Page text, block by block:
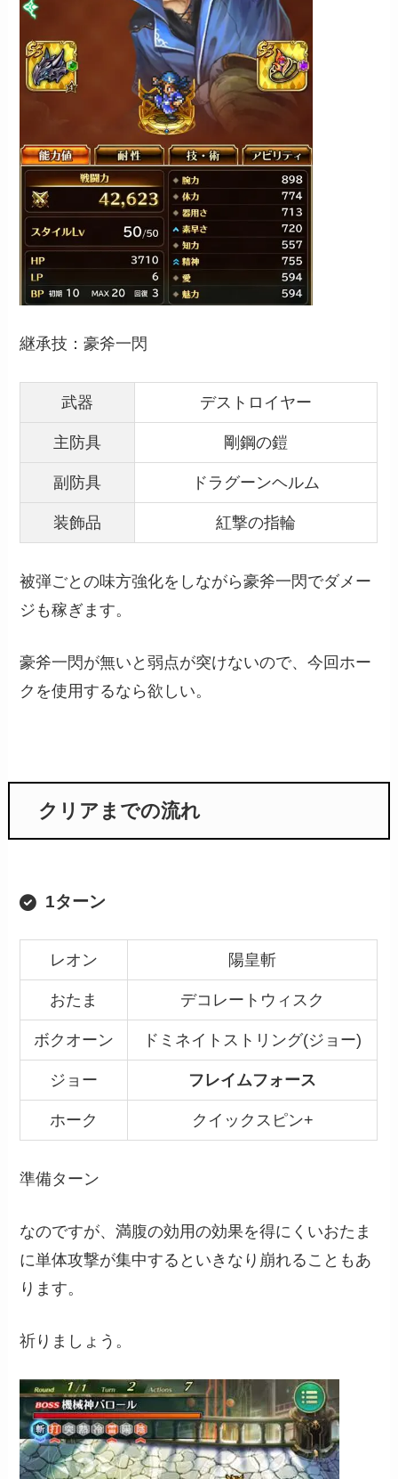
継承技：豪斧一閃
武器 デストロイヤー
主防具 剛鋼の鎧
副防具 ドラグーンヘルム
装飾品 紅撃の指輪
被弾ごとの味方強化をしながら豪斧一閃でダメー
ジも稼ぎます。
豪斧一閃が無いと弱点が突けないので、今回ホー
クを使用するなら欲しい。
クリアまでの流れ
1ターン
レオン 陽皇斬
おたま デコレートウィスク
ボクオーン ドミネイトストリング(ジョー)
ジョー フレイムフォース
ホーク クイックスピン+
準備ターン
なのですが、満腹の効用の効果を得にくいおたま
に単体攻撃が集中するといきなり崩れることもあ
ります。
祈りましょう。